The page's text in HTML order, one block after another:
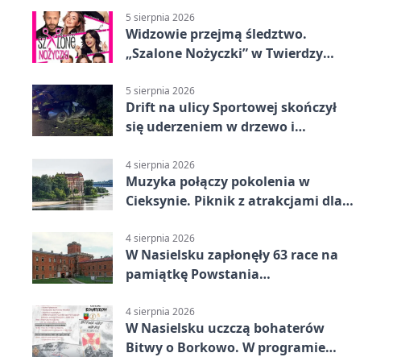
5 sierpnia 2026
Widzowie przejmą śledztwo.
„Szalone Nożyczki” w Twierdzy
5 sierpnia 2026
Drift na ulicy Sportowej skończył
się uderzeniem w drzewo i
4 sierpnia 2026
Muzyka połączy pokolenia w
Cieksynie. Piknik z atrakcjami dla
4 sierpnia 2026
W Nasielsku zapłonęły 63 race na
pamiątkę Powstania
4 sierpnia 2026
W Nasielsku uczczą bohaterów
Bitwy o Borkowo. W programie